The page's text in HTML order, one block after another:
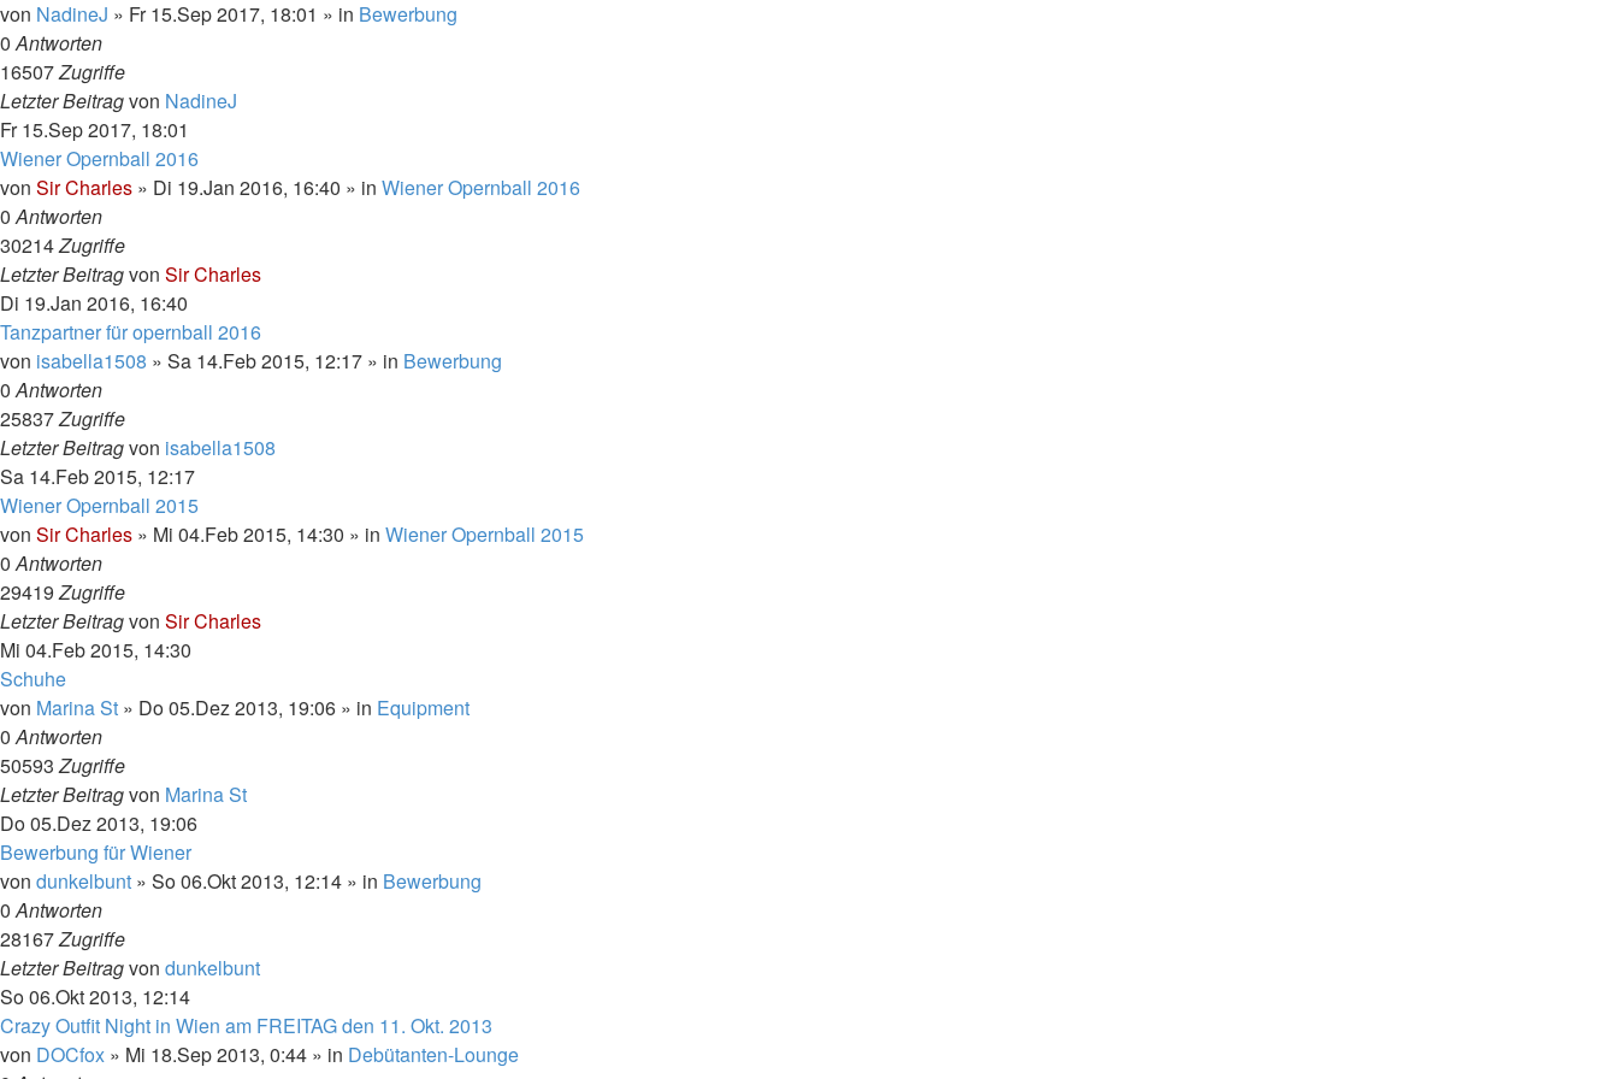
von NadineJ » Fr 15.Sep 2017, 18:01 » in Bewerbung
0Antworten
16507Zugriffe
Letzter Beitragvon NadineJ
Fr 15.Sep 2017, 18:01
Wiener Opernball 2016
von Sir Charles » Di 19.Jan 2016, 16:40 » in Wiener Opernball 2016
0Antworten
30214Zugriffe
Letzter Beitragvon Sir Charles
Di 19.Jan 2016, 16:40
Tanzpartner für opernball 2016
von isabella1508 » Sa 14.Feb 2015, 12:17 » in Bewerbung
0Antworten
25837Zugriffe
Letzter Beitragvon isabella1508
Sa 14.Feb 2015, 12:17
Wiener Opernball 2015
von Sir Charles » Mi 04.Feb 2015, 14:30 » in Wiener Opernball 2015
0Antworten
29419Zugriffe
Letzter Beitragvon Sir Charles
Mi 04.Feb 2015, 14:30
Schuhe
von Marina St » Do 05.Dez 2013, 19:06 » in Equipment
0Antworten
50593Zugriffe
Letzter Beitragvon Marina St
Do 05.Dez 2013, 19:06
Bewerbung für Wiener
von dunkelbunt » So 06.Okt 2013, 12:14 » in Bewerbung
0Antworten
28167Zugriffe
Letzter Beitragvon dunkelbunt
So 06.Okt 2013, 12:14
Crazy Outfit Night in Wien am FREITAG den 11. Okt. 2013
von DOCfox » Mi 18.Sep 2013, 0:44 » in Debütanten-Lounge